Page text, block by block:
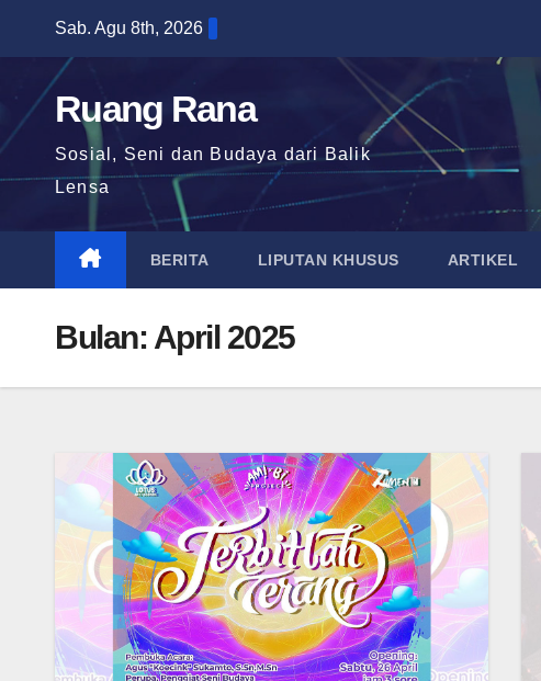
content
Sab. Agu 8th, 2026
Ruang Rana
Sosial, Seni dan Budaya dari Balik
Lensa
BERITA LIPUTAN KHUSUS ARTIKEL
Bulan: April 2025